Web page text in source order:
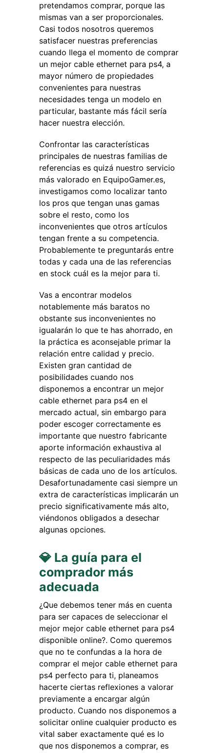
pretendamos comprar, porque las
mismas van a ser proporcionales.
Casi todos nosotros queremos
satisfacer nuestras preferencias
cuando llega el momento de comprar
un mejor cable ethernet para ps4, a
mayor número de propiedades
convenientes para nuestras
necesidades tenga un modelo en
particular, bastante más fácil sería
hacer nuestra elección.
Confrontar las características
principales de nuestras familias de
referencias es quizá nuestro servicio
más valorado en EquipoGamer.es,
investigamos como localizar tanto
los pros que tengan unas gamas
sobre el resto, como los
inconvenientes que otros artículos
tengan frente a su competencia.
Probablemente te preguntarás entre
todas y cada una de las referencias
en stock cuál es la mejor para ti.
Vas a encontrar modelos
notablemente más baratos no
obstante sus inconvenientes no
igualarán lo que te has ahorrado, en
la práctica es aconsejable primar la
relación entre calidad y precio.
Existen gran cantidad de
posibilidades cuando nos
disponemos a encontrar un mejor
cable ethernet para ps4 en el
mercado actual, sin embargo para
poder escoger correctamente es
importante que nuestro fabricante
aporte información exhaustiva al
respecto de las peculiaridades más
básicas de cada uno de los artículos.
Desafortunadamente casi siempre un
extra de características implicarán un
precio significativamente más alto,
viéndonos obligados a desechar
algunas opciones.
💎 La guía para el
comprador más
adecuada
¿Que debemos tener más en cuenta
para ser capaces de seleccionar el
mejor mejor cable ethernet para ps4
disponible online?. Como queremos
que no te confundas a la hora de
comprar el mejor cable ethernet para
ps4 perfecto para ti, planeamos
hacerte ciertas reflexiones a valorar
previamente a encargar algún
producto. Cuando nos disponemos a
solicitar online cualquier producto es
vital saber exactamente qué es lo
que nos disponemos a comprar, es